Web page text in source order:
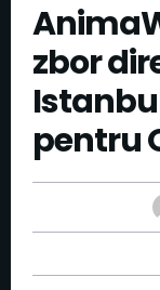
zbor
pentru